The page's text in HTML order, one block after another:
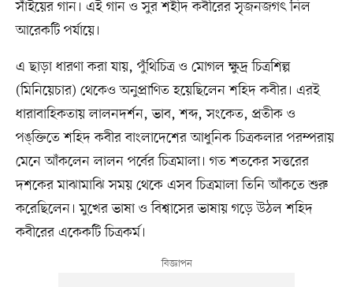
সাঁইয়ের গান। এই গান ও সুর শহীদ কবীরের সৃজনজগৎ নিল
আরেকটি পর্যায়ে।
এ ছাড়া ধারণা করা যায়, পুঁথিচিত্র ও মোগল ক্ষুদ্র চিত্রশিল্প
(মিনিয়েচার) থেকেও অনুপ্রাণিত হয়েছিলেন শহিদ কবীর। এরই
ধারাবাহিকতায় লালনদর্শন, ভাব, শব্দ, সংকেত, প্রতীক ও
পঙ্‌ক্তিতে শহিদ কবীর বাংলাদেশের আধুনিক চিত্রকলার পরম্পরায়
মেনে আঁকলেন লালন পর্বের চিত্রমালা। গত শতকের সত্তরের
দশকের মাঝামাঝি সময় থেকে এসব চিত্রমালা তিনি আঁকতে শুরু
করেছিলেন। মুখের ভাষা ও বিশ্বাসের ভাষায় গড়ে উঠল শহিদ
কবীরের একেকটি চিত্রকর্ম।